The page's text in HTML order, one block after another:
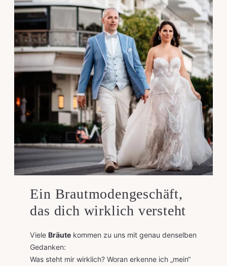
Ein Brautmodengeschäft,
das dich wirklich versteht
Viele Bräute kommen zu uns mit genau denselben
Gedanken:
Was steht mir wirklich? Woran erkenne ich „mein“